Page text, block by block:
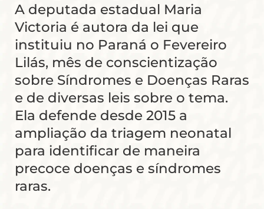
A deputada estadual Maria
Victoria é autora da lei que
instituiu no Paraná o Fevereiro
Lilás, mês de conscientização
sobre Síndromes e Doenças Raras
e de diversas leis sobre o tema.
Ela defende desde 2015 a
ampliação da triagem neonatal
para identificar de maneira
precoce doenças e síndromes
raras.